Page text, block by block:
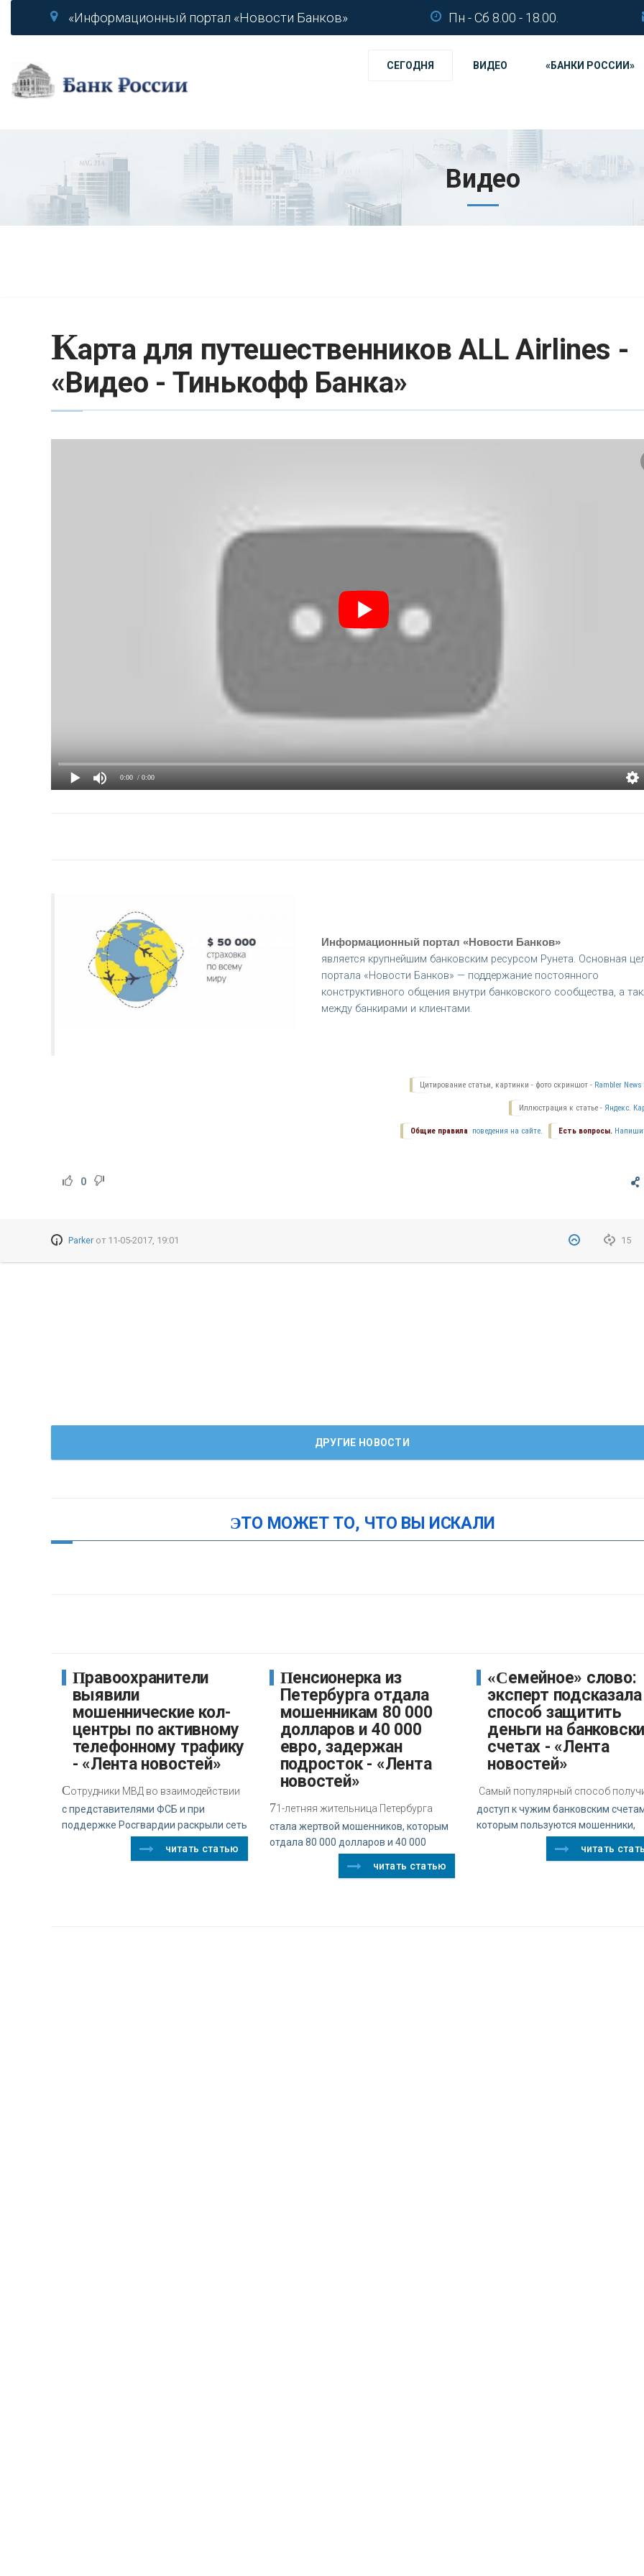
«Информационный портал «Новости Банков» Пн - Сб 8.00 - 18.00.
СЕГОДНЯ ВИДЕО «БАНКИ РОССИИ»
Видео
Карта для путешественников ALL Airlines -
«Видео - Тинькофф Банка»
0:00 / 0:00
Информационный портал «Новости Банков»
является крупнейшим банковским ресурсом Рунета. Основная
портала «Новости Банков» — поддержание постоянного
конструктивного общения внутри банковского сообщества, а
между банкирами и клиентами.
Цитирование статьи, картинки - фото скриншот - Rambler News
Иллюстрация к статье - Яндекс.
Есть вопросы.
Общие правила поведения на сайте.
0
15
Parkerот 11-05-2017, 19:01
ДРУГИЕ НОВОСТИ
ЭТО МОЖЕТ ТО, ЧТО ВЫ ИСКАЛИ
Правоохранители
выявили
мошеннические кол-
центры по активному
телефонному трафику
- «Лента новостей»
Сотрудники МВД во взаимодействии
с представителями ФСБ и при
поддержке Росгвардии раскрыли сеть
читать статью
Пенсионерка из
Петербурга отдала
мошенникам 80 000
долларов и 40 000
евро, задержан
подросток - «Лента
новостей»
71-летняя жительница Петербурга
стала жертвой мошенников, которым
отдала 80 000 долларов и 40 000
читать статью
«Семейное» слово:
эксперт подсказала
способ защитить
деньги на
счетах - «Лента
новостей»
Самый популярный способ
доступ к чужим банковским
которым пользуются мошенники,
читать